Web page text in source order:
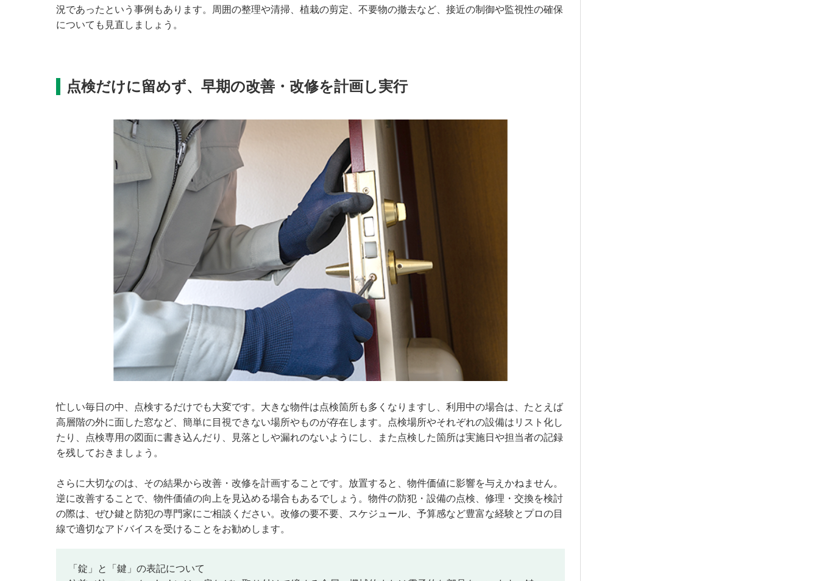
況であったという事例もあります。周囲の整理や清掃、植栽の剪定、不要物の撤去など、接近の制御や監視性の確保
についても見直しましょう。
点検だけに留めず、早期の改善・改修を計画し実行
忙しい毎日の中、点検するだけでも大変です。大きな物件は点検箇所も多くなりますし、利用中の場合は、たとえば
高層階の外に面した窓など、簡単に目視できない場所やものが存在します。点検場所やそれぞれの設備はリスト化し
たり、点検専用の図面に書き込んだり、見落としや漏れのないようにし、また点検した箇所は実施日や担当者の記録
を残しておきましょう。
さらに大切なのは、その結果から改善・改修を計画することです。放置すると、物件価値に影響を与えかねません。
逆に改善することで、物件価値の向上を見込める場合もあるでしょう。物件の防犯・設備の点検、修理・交換を検討
の際は、ぜひ鍵と防犯の専門家にご相談ください。改修の要不要、スケジュール、予算感など豊富な経験とプロの目
線で適切なアドバイスを受けることをお勧めします。
「錠」と「鍵」の表記について